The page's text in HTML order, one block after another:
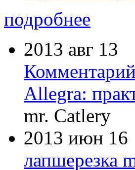
подробнее
2013 авг 13
Allegra:
mr. Catlery
2013 июн 16
лапшерезка